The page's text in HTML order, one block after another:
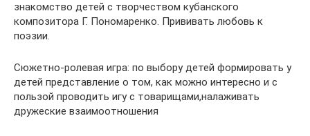
знакомство детей с творчеством кубанского
композитора Г. Пономаренко. Прививать любовь к
поэзии.
Сюжетно-ролевая игра: по выбору детей формировать у
детей представление о том, как можно интересно и с
пользой проводить игу с товарищами,налаживать
дружеские взаимоотношения